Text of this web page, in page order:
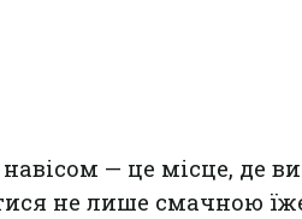
— це місце, де ви
не лише смачною